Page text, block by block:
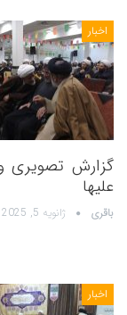
اخبار
گزارش تصویری
علیها
باقری ژانویه 5, 2025
اخبار